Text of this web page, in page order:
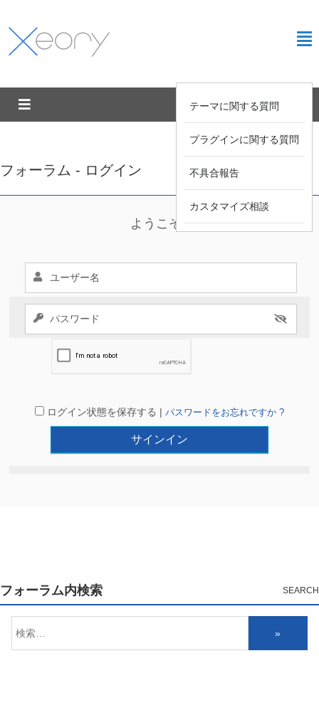
テーマに関する質問
プラグインに関する質問
不具合報告
カスタマイズ相談
フォーラム - ログイン
ようこそ !
ログイン状態を保存する | パスワードをお忘れですか ?
フォーラム内検索